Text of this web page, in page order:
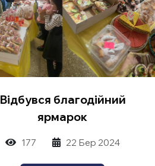
Відбувся благодійний
ярмарок
177 22 Бер 2024